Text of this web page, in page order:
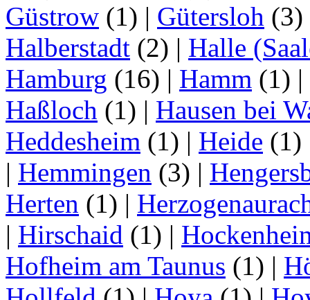
Güstrow (1) | Gütersloh (3)
Halberstadt (2) | Halle
Hamburg (16) | Hamm (1) |
Haßloch (1) | Hausen bei
Heddesheim (1) | Heide (1)
| Hemmingen (3) |
Herten (1) |
| Hirschaid (1) |
Hofheim am Taunus (1) |